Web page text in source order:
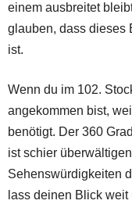
einem ausbreitet
glauben, dass dieses
ist.
Wenn du im 102.
angekommen bist,
benötigt. Der 360
ist schier
Sehenswürdigkeiten
lass deinen Blick